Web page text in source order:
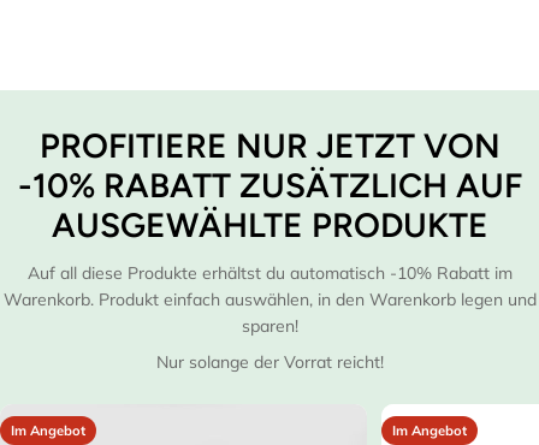
PROFITIERE NUR JETZT VON
-10% RABATT ZUSÄTZLICH AUF
AUSGEWÄHLTE PRODUKTE
Auf all diese Produkte erhältst du automatisch -10% Rabatt im
Warenkorb. Produkt einfach auswählen, in den Warenkorb legen und
sparen!
Nur solange der Vorrat reicht!
Im Angebot Im Angebot